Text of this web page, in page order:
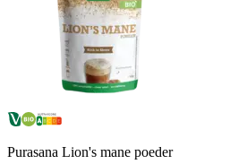
Purasana Lion's mane poeder